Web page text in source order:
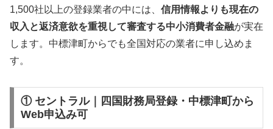
1,500社以上の登録業者の中には、 信用情報よりも現在の
収入と返済意欲を重視して審査する中小消費者金融が実在
します。中標津町からでも全国対応の業者に申し込めま
す。
① セントラル｜四国財務局登録・中標津町から
Web申込み可